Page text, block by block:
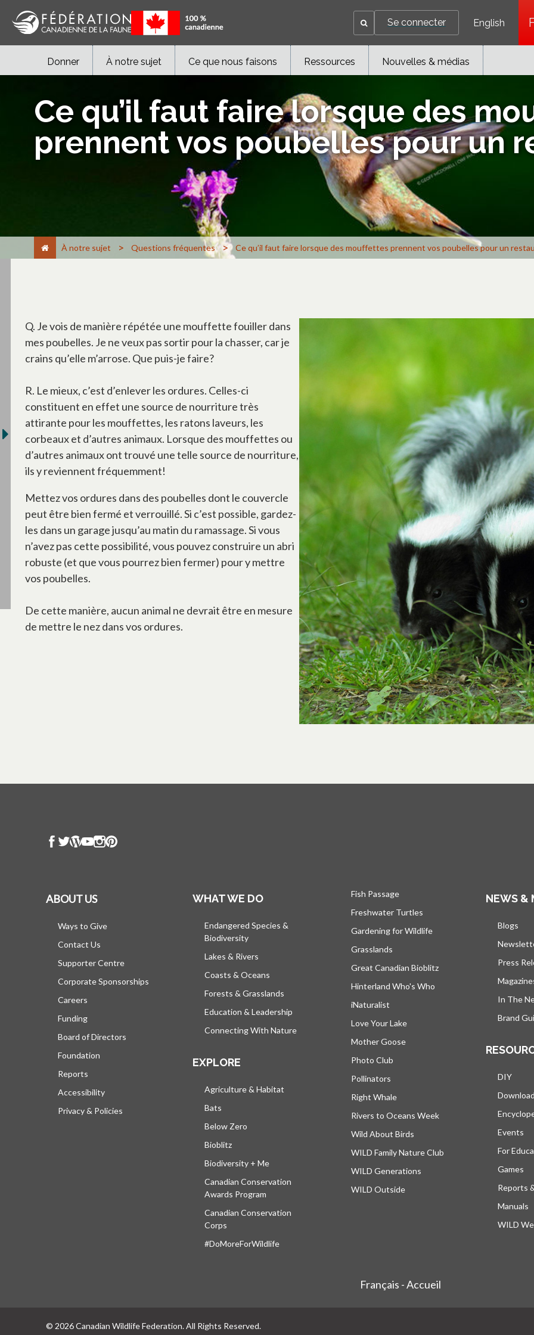
Se connecter English
Donner À notre sujet Ce que nous faisons Ressources Nouvelles & médias
Ce qu’il faut faire lorsque des
prennent vos poubelles pour un
À notre sujet > Questions fréquentes > Ce qu’il faut faire lorsque des mouffettes prennent vos poubelles pour un
Q. Je vois de manière répétée une mouffette fouiller dans
mes poubelles. Je ne veux pas sortir pour la chasser, car je
crains qu’elle m’arrose. Que puis-je faire?
R. Le mieux, c’est d’enlever les ordures. Celles-ci
constituent en effet une source de nourriture très
attirante pour les mouffettes, les ratons laveurs, les
corbeaux et d’autres animaux. Lorsque des mouffettes ou
d’autres animaux ont trouvé une telle source de nourriture,
ils y reviennent fréquemment!
Mettez vos ordures dans des poubelles dont le couvercle
peut être bien fermé et verrouillé. Si c’est possible, gardez-
les dans un garage jusqu’au matin du ramassage. Si vous
n’avez pas cette possibilité, vous pouvez construire un abri
robuste (et que vous pourrez bien fermer) pour y mettre
vos poubelles.
De cette manière, aucun animal ne devrait être en mesure
de mettre le nez dans vos ordures.
ABOUT US
Ways to Give
Contact Us
Supporter Centre
Corporate Sponsorships
Careers
Funding
Board of Directors
Foundation
Reports
Accessibility
Privacy & Policies
WHAT WE DO
Endangered Species &
Biodiversity
Lakes & Rivers
Coasts & Oceans
Forests & Grasslands
Education & Leadership
Connecting With Nature
EXPLORE
Agriculture & Habitat
Bats
Below Zero
Bioblitz
Biodiversity + Me
Canadian Conservation
Awards Program
Canadian Conservation
Corps
#DoMoreForWildlife
Fish Passage
Freshwater Turtles
Gardening for Wildlife
Grasslands
Great Canadian Bioblitz
Hinterland Who's Who
iNaturalist
Love Your Lake
Mother Goose
Photo Club
Pollinators
Right Whale
Rivers to Oceans Week
Wild About Birds
WILD Family Nature Club
WILD Generations
WILD Outside
NEWS &
Blogs
Press
In The
Brand
DIY
Events
For
Games
Reports
Manuals
WILD
Français - Accueil
© 2026 Canadian Wildlife Federation. All Rights Reserved.